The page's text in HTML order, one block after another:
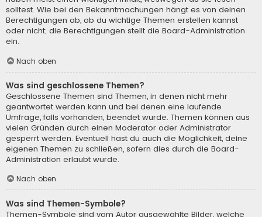
solltest. Wie bei den Bekanntmachungen hängt es von deinen
Berechtigungen ab, ob du wichtige Themen erstellen kannst
oder nicht; die Berechtigungen stellt die Board-Administration
ein.
Nach oben
Was sind geschlossene Themen?
Geschlossene Themen sind Themen, in denen nicht mehr
geantwortet werden kann und bei denen eine laufende
Umfrage, falls vorhanden, beendet wurde. Themen können aus
vielen Gründen durch einen Moderator oder Administrator
gesperrt werden. Eventuell hast du auch die Möglichkeit, deine
eigenen Themen zu schließen, sofern dies durch die Board-
Administration erlaubt wurde.
Nach oben
Was sind Themen-Symbole?
Themen-Symbole sind vom Autor ausgewählte Bilder, welche